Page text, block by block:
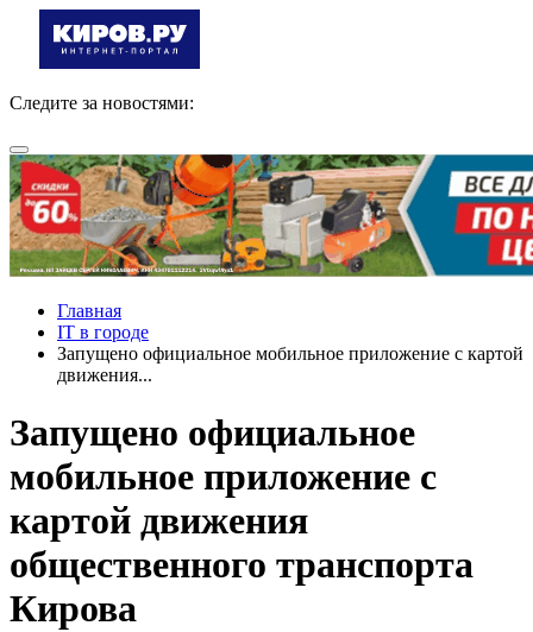
Следите за новостями:
Главная
IT в городе
Запущено официальное мобильное приложение с картой
движения...
Запущено официальное
мобильное приложение с
картой движения
общественного транспорта
Кирова